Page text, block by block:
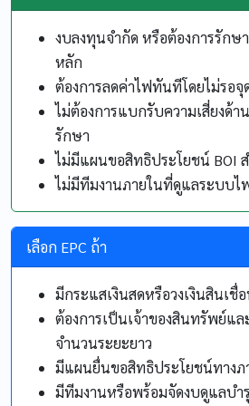
งบลงทุนจำกัด หรือต้องการรักษ
หลัก
ต้องการลดค่าไฟทันทีโดยไม่รอ
ไม่ต้องการแบกรับความเสี่ยงด้า
รักษา
ไม่มีแผนขอสิทธิประโยชน์ BOI
ไม่มีทีมงานภายในที่ดูแลระบบไ
เลือก EPC ถ้า
มีกระแสเงินสดหรือวงเงินสินเชื่
ต้องการเป็นเจ้าของสินทรัพย์แ
จำนวนระยะยาว
มีแผนยื่นขอสิทธิประโยชน์ทางภ
มีทีมงานหรือพร้อมจัดงบดูแลบำ